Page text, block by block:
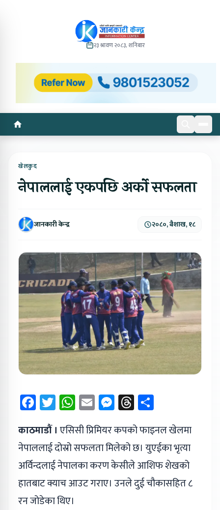
२३ श्रावण २०८३, शनिबार
खेलकुद
नेपाललाई एकपछि अर्को सफलता
जानकारी केन्द्र २०८०, बैशाख, १८
Facebook
Twitter
WhatsApp
EmailMessenger
Threads
काठमाडौं । एसिसी प्रिमियर कपको फाइनल खेलमा
नेपाललाई दोस्रो सफलता मिलेको छ। युएईका भृत्या
अर्विन्दलाई नेपालका करण केसीले आशिफ शेखको
हातबाट क्याच आउट गराए। उनले दुई चौकासहित ८
रन जोडेका थिए।